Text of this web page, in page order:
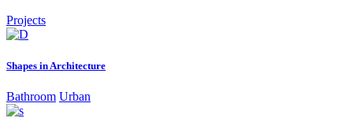
Projects
Shapes in Architecture
Bathroom Urban